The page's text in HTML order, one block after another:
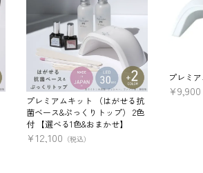
プレミアムキット （はがせる抗
菌ベース&ぷっくりトップ） 2色
付 【選べる1色&おまかせ】
¥12,100 （税込）
プレミ
¥9,900